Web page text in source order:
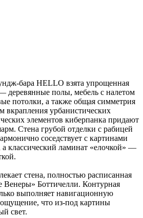
бара HELLO взята упрощенная
деревянные полы, мебель с налетом
потолки, а также общая симметрия
урбанистических
элементов киберпанка придают
Стена грубой отделки с рабицей
соседствует с картинами
классический ламинат «елочкой» —
стена, полностью расписанная
Венеры» Боттичелли. Контурная
выполняет навигационную
что из-под картины
свет.